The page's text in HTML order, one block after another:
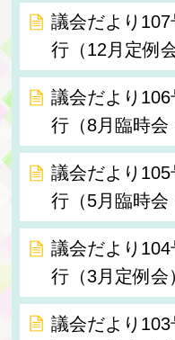
議会だより
行（12月定例会
議会だより
行（8月臨時会
議会だより
行（5月臨時会
議会だより
行（3月定例会
議会だより